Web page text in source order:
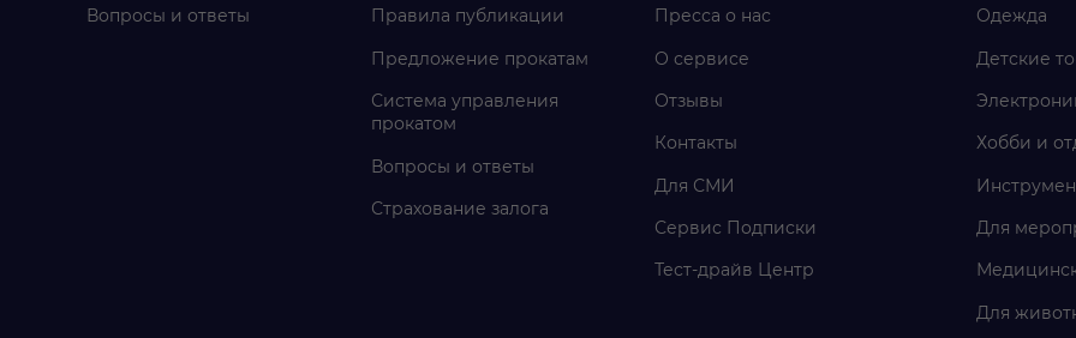
Вопросы и ответы
Правила публикации
Предложение прокатам
Система управления
прокатом
Вопросы и ответы
Страхование залога
Пресса о нас
О сервисе
Отзывы
Контакты
Для СМИ
Сервис Подписки
Тест-драйв Центр
Одежда
Детские
Хобби и
Для
Для